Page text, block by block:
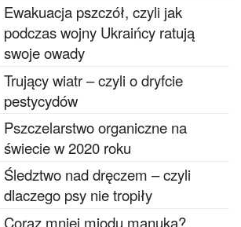
Ewakuacja pszczół, czyli jak
podczas wojny Ukraińcy ratują
swoje owady
Trujący wiatr – czyli o dryfcie
pestycydów
Pszczelarstwo organiczne na
świecie w 2020 roku
Śledztwo nad dręczem – czyli
dlaczego psy nie tropiły
Coraz mniej miodu manuka?